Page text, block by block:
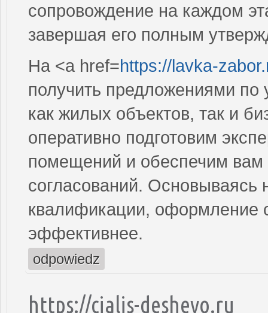
сопровождение на каждом
завершая его полным
На <a href=https://lavka-
получить предложениями
как жилых объектов, так и
оперативно подготовим
помещений и обеспечим вам
согласований.
квалификации, оформление
эффективнее.
odpowiedz
https://cialis-deshevo.ru